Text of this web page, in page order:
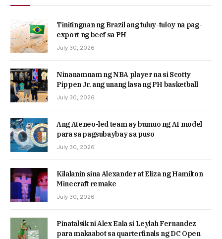
Tinitingnan ng Brazil ang tuluy-tuloy na pag-
export ng beef sa PH
July 30, 2026
Ninanamnam ng NBA player na si Scotty
Pippen Jr. ang unang lasa ng PH basketball
July 30, 2026
Ang Ateneo-led team ay bumuo ng AI model
para sa pagsubaybay sa puso
July 30, 2026
Kilalanin sina Alexander at Eliza ng Hamilton
Minecraft remake
July 30, 2026
Pinatalsik ni Alex Eala si Leylah Fernandez
para makaabot sa quarterfinals ng DC Open